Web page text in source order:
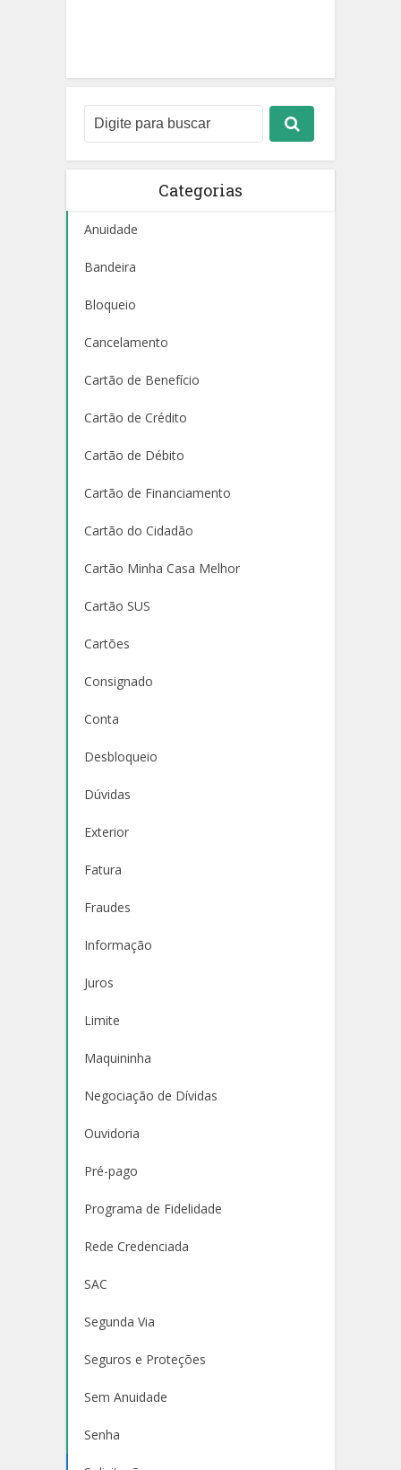
Categorias
Anuidade
Bandeira
Bloqueio
Cancelamento
Cartão de Benefício
Cartão de Crédito
Cartão de Débito
Cartão de Financiamento
Cartão do Cidadão
Cartão Minha Casa Melhor
Cartão SUS
Cartões
Consignado
Conta
Desbloqueio
Dúvidas
Exterior
Fatura
Fraudes
Informação
Juros
Limite
Maquininha
Negociação de Dívidas
Ouvidoria
Pré-pago
Programa de Fidelidade
Rede Credenciada
SAC
Segunda Via
Seguros e Proteções
Sem Anuidade
Senha